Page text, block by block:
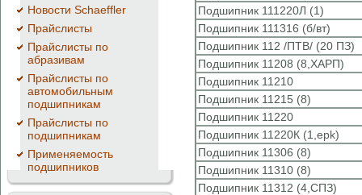
Новости Schaeffler
Прайслисты
Прайслисты по
абразивам
Прайслисты по
автомобильным
подшипникам
Прайслисты по
подшипникам
Применяемость
подшипников
Подшипник 111220Л (1)
Подшипник 111316 (б/вт)
Подшипник 112 /ПТВ/ (20 ПЗ)
Подшипник 11208 (8,ХАРП)
Подшипник 11210
Подшипник 11215 (8)
Подшипник 11220
Подшипник 11220К (1,epk)
Подшипник 11306 (8)
Подшипник 11310 (8)
Подшипник 11312 (4,СПЗ)